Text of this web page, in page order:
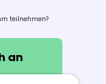
teilnehmen?
an